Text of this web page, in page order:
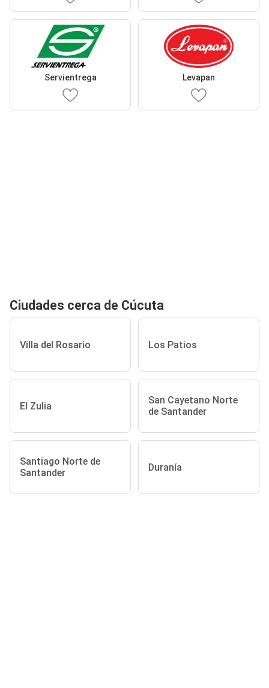
Servientrega Levapan
Ciudades cerca de Cúcuta
Villa del Rosario Los Patios
El Zulia
San Cayetano Norte
de Santander
Santiago Norte de
Santander
Duranía